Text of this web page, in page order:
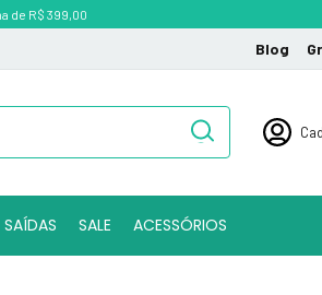
Blog
SAÍDAS SALE ACESSÓRIOS